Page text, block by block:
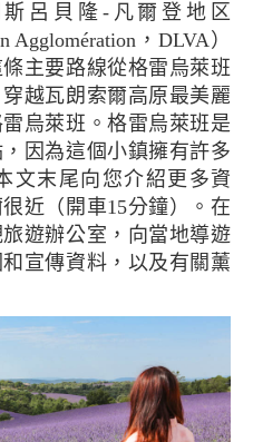
Agglomération，DLVA）
主要路線從格雷烏萊班
越瓦朗索爾高原最美麗
烏萊班。格雷烏萊班是
因為這個小鎮擁有許多
文末尾向您介紹更多資
近（開車15分鐘）。在
遊辦公室，向當地導遊
宣傳資料，以及有關薰